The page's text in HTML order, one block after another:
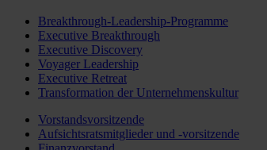
Breakthrough-Leadership-Programme
Executive Breakthrough
Executive Discovery
Voyager Leadership
Executive Retreat
Transformation der Unternehmenskultur
Vorstandsvorsitzende
Aufsichtsratsmitglieder und -vorsitzende